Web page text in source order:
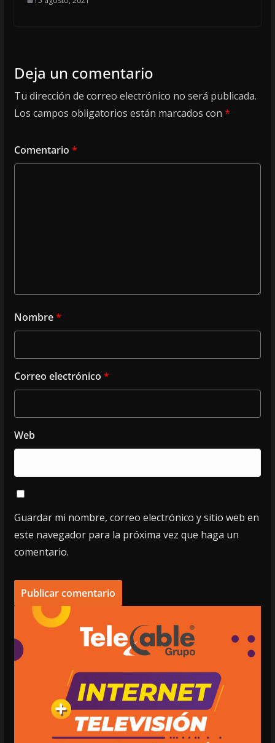
Deja un comentario
Tu dirección de correo electrónico no será publicada.
Los campos obligatorios están marcados con *
Comentario *
Nombre*
Correo electrónico *
Web
Guardar mi nombre, correo electrónico y sitio web en
este navegador para la próxima vez que haga un
comentario.